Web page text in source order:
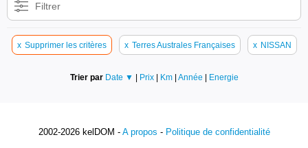
Filtrer
x Supprimer les critères x Terres Australes Françaises x NISSAN
Trier par Date ▼ | Prix | Km | Année | Energie
2002-2026 kelDOM - A propos - Politique de confidentialité